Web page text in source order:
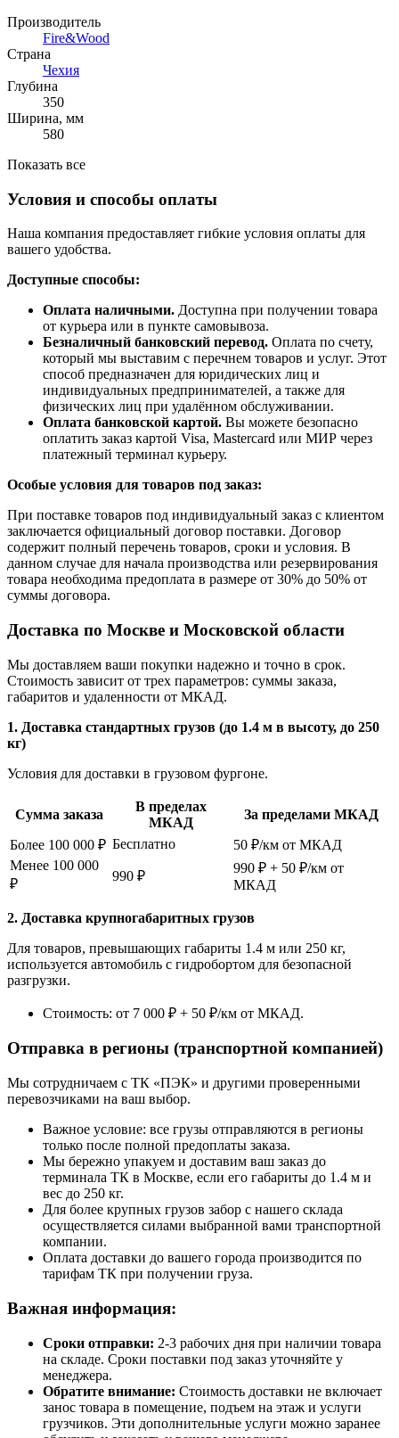
Производитель
Fire&Wood
Страна
Чехия
Глубина
350
Ширина, мм
580
Показать все
Условия и способы оплаты
Наша компания предоставляет гибкие условия оплаты для
вашего удобства.
Доступные способы:
Оплата наличными. Доступна при получении товара
от курьера или в пункте самовывоза.
Безналичный банковский перевод. Оплата по счету,
который мы выставим с перечнем товаров и услуг. Этот
способ предназначен для юридических лиц и
индивидуальных предпринимателей, а также для
физических лиц при удалённом обслуживании.
Оплата банковской картой. Вы можете безопасно
оплатить заказ картой Visa, Mastercard или МИР через
платежный терминал курьеру.
Особые условия для товаров под заказ:
При поставке товаров под индивидуальный заказ с клиентом
заключается официальный договор поставки. Договор
содержит полный перечень товаров, сроки и условия. В
данном случае для начала производства или резервирования
товара необходима предоплата в размере от 30% до 50% от
суммы договора.
Доставка по Москве и Московской области
Мы доставляем ваши покупки надежно и точно в срок.
Стоимость зависит от трех параметров: суммы заказа,
габаритов и удаленности от МКАД.
1. Доставка стандартных грузов (до 1.4 м в высоту, до 250
кг)
Условия для доставки в грузовом фургоне.
Сумма заказа
В пределах
МКАД
За пределами МКАД
Более 100 000 ₽ Бесплатно
50 ₽/км от МКАД
Менее 100 000
₽
990 ₽
990 ₽ + 50 ₽/км от
МКАД
2. Доставка крупногабаритных грузов
Для товаров, превышающих габариты 1.4 м или 250 кг,
используется автомобиль с гидробортом для безопасной
разгрузки.
Стоимость: от 7 000 ₽ + 50 ₽/км от МКАД.
Отправка в регионы (транспортной компанией)
Мы сотрудничаем с ТК «ПЭК» и другими проверенными
перевозчиками на ваш выбор.
Важное условие: все грузы отправляются в регионы
только после полной предоплаты заказа.
Мы бережно упакуем и доставим ваш заказ до
терминала ТК в Москве, если его габариты до 1.4 м и
вес до 250 кг.
Для более крупных грузов забор с нашего склада
осуществляется силами выбранной вами транспортной
компании.
Оплата доставки до вашего города производится по
тарифам ТК при получении груза.
Важная информация:
Сроки отправки: 2-3 рабочих дня при наличии товара
на складе. Сроки поставки под заказ уточняйте у
менеджера.
Обратите внимание: Стоимость доставки не включает
занос товара в помещение, подъем на этаж и услуги
грузчиков. Эти дополнительные услуги можно заранее